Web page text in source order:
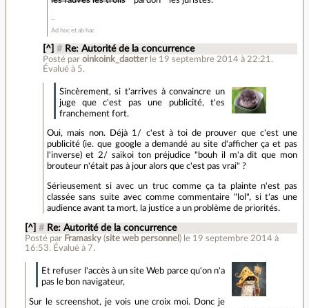
Ad hoc et ab hac
[^] # Re: Autorité de la concurrence
Posté par oinkoink_daotter le 19 septembre 2014 à 22:21 .
Évalué à 5.
Sincèrement, si t'arrives à convaincre un
juge que c'est pas une publicité, t'es
franchement fort.
Oui, mais non. Déjà 1/ c'est à toi de prouver que c'est une
publicité (ie. que google a demandé au site d'afficher ça et pas
l'inverse) et 2/ saikoi ton préjudice "bouh il m'a dit que mon
brouteur n'était pas à jour alors que c'est pas vrai" ?
Sérieusement si avec un truc comme ça ta plainte n'est pas
classée sans suite avec comme commentaire "lol", si t'as une
audience avant ta mort, la justice a un problème de priorités.
[^] # Re: Autorité de la concurrence
Posté par Framasky (site web personnel ) le 19 septembre 2014 à
16:53. Évalué à7.
Et refuser l'accès à un site Web parce qu'on n'a
pas le bon navigateur,
Sur le screenshot, je vois une croix moi. Donc je